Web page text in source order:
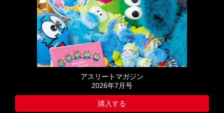
アスリートマガジン
2026年7月号
購入する